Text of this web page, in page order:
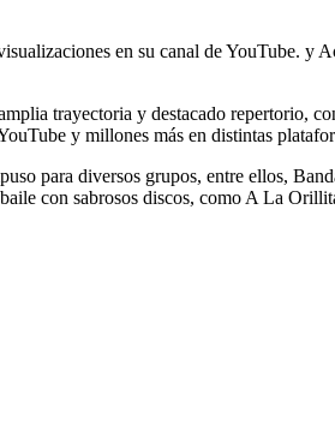
en su canal de YouTube. y
trayectoria y destacado repertorio,
y millones más en distintas
para diversos grupos, entre ellos,
con sabrosos discos, como A La